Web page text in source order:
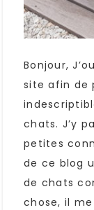
Bonjour,
site afin de
chats. J’y
petites
de ce blog
de chats
chose, il